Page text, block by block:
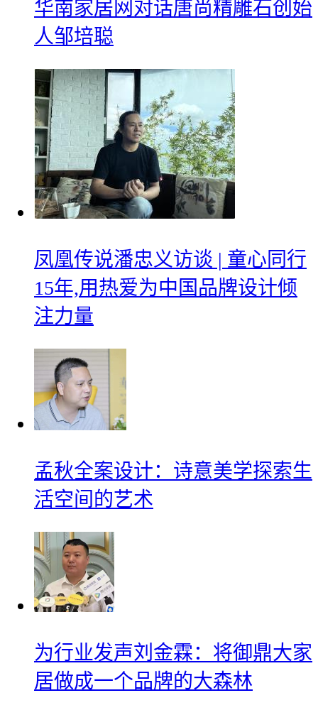
华南家居网对话唐尚精雕石创始
人邹培聪
凤凰传说潘忠义访谈 | 童心同行
15年,用热爱为中国品牌设计倾
注力量
孟秋全案设计：诗意美学探索生
活空间的艺术
为行业发声刘金霖：将御鼎大家
居做成一个品牌的大森林